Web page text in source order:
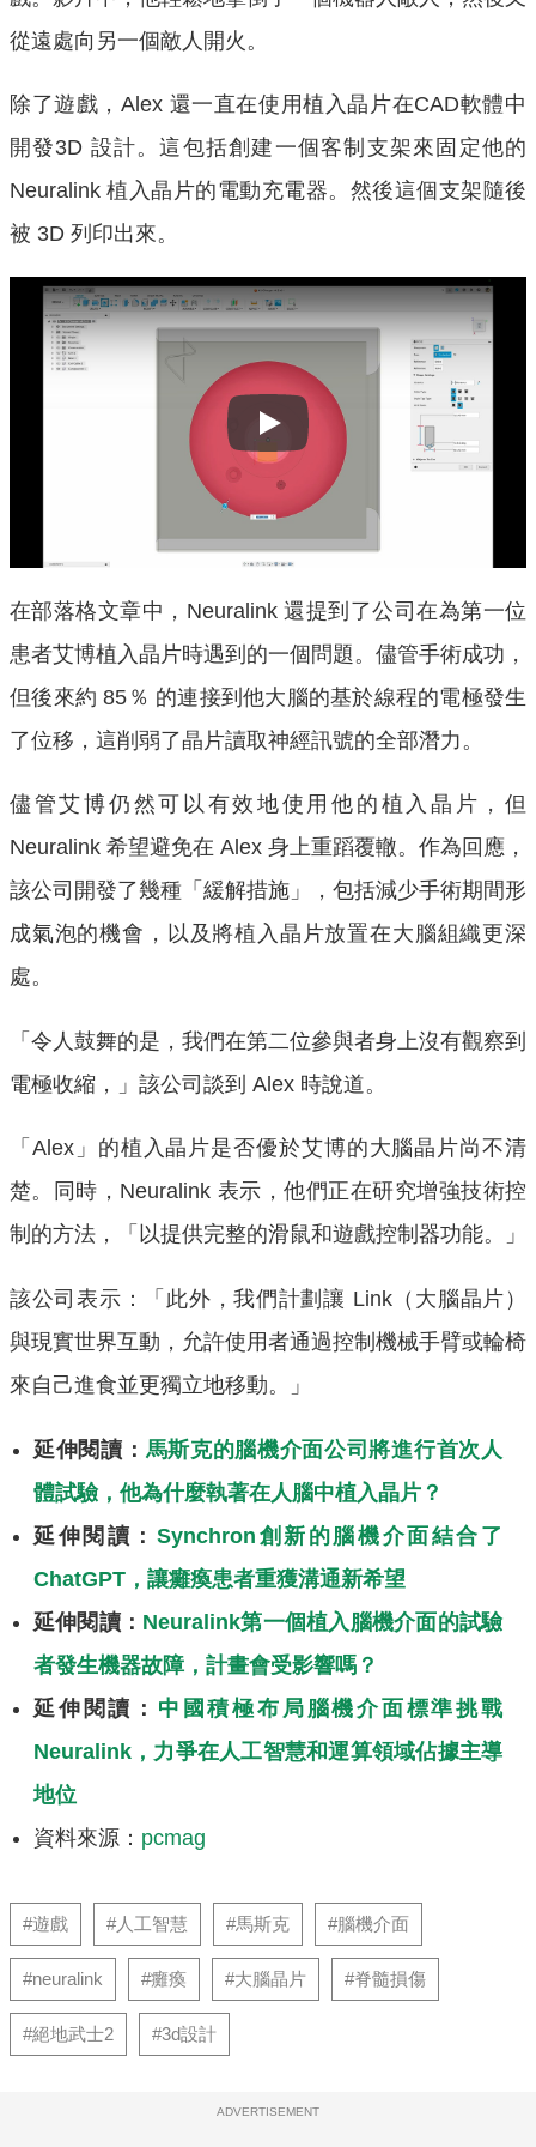
從遠處向另一個敵人開火。
除了遊戲，Alex 還一直在使用植入晶片在CAD軟體中
開發3D 設計。這包括創建一個客制支架來固定他的
Neuralink 植入晶片的電動充電器。然後這個支架隨後
被 3D 列印出來。
Play
在部落格文章中，Neuralink 還提到了公司在為第一位
患者艾博植入晶片時遇到的一個問題。儘管手術成功，
但後來約 85％ 的連接到他大腦的基於線程的電極發生
了位移，這削弱了晶片讀取神經訊號的全部潛力。
儘管艾博仍然可以有效地使用他的植入晶片，但
Neuralink 希望避免在 Alex 身上重蹈覆轍。作為回應，
該公司開發了幾種「緩解措施」，包括減少手術期間形
成氣泡的機會，以及將植入晶片放置在大腦組織更深
處。
「令人鼓舞的是，我們在第二位參與者身上沒有觀察到
電極收縮，」該公司談到 Alex 時說道。
「Alex」的植入晶片是否優於艾博的大腦晶片尚不清
楚。同時，Neuralink 表示，他們正在研究增強技術控
制的方法，「以提供完整的滑鼠和遊戲控制器功能。」
該公司表示：「此外，我們計劃讓 Link（大腦晶片）
與現實世界互動，允許使用者通過控制機械手臂或輪椅
來自己進食並更獨立地移動。」
延伸閱讀： 馬斯克的腦機介面公司將進行首次人
體試驗，他為什麼執著在人腦中植入晶片？
延伸閱讀： Synchron創新的腦機介面結合了
ChatGPT，讓癱瘓患者重獲溝通新希望
延伸閱讀： Neuralink第一個植入腦機介面的試驗
者發生機器故障，計畫會受影響嗎？
延伸閱讀： 中國積極布局腦機介面標準挑戰
Neuralink，力爭在人工智慧和運算領域佔據主導
地位
資料來源： pcmag
#遊戲 #人工智慧 #馬斯克 #腦機介面
#neuralink #癱瘓 #大腦晶片 #脊髓損傷
#絕地武士2 #3d設計
ADVERTISEMENT